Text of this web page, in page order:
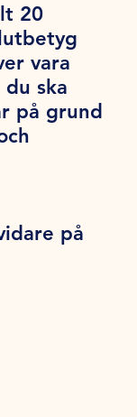
20
vara
ska
på grund
på